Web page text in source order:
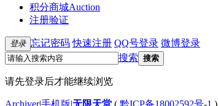
积分商城Auction
注册验证
登录 忘记密码 快速注册 QQ号登录 微博登录
搜索 搜索
请先登录后才能继续浏览
Archiver|手机版|无限天堂 ( 黔ICP备18002592号-1 )